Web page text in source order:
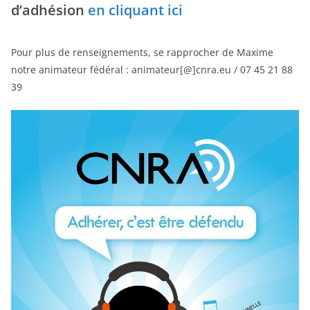
d’adhésion en cliquant ici
Pour plus de renseignements, se rapprocher de Maxime
notre animateur fédéral : animateur[@]cnra.eu / 07 45 21 88
39